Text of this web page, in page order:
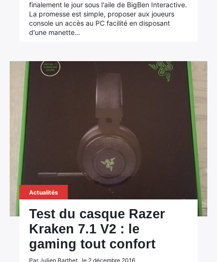
finalement le jour sous l'aile de BigBen Interactive.
La promesse est simple, proposer aux joueurs
console un accès au PC facilité en disposant
d'une manette…
Actualités
Test du casque Razer
Kraken 7.1 V2 : le
gaming tout confort
Par Julien Barthet , le 2 décembre 2016